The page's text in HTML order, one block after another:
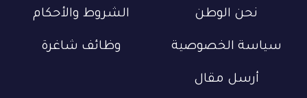
نحن الوطن الشروط والأحكام
سياسة الخصوصية وظائف شاغرة
أرسل مقال